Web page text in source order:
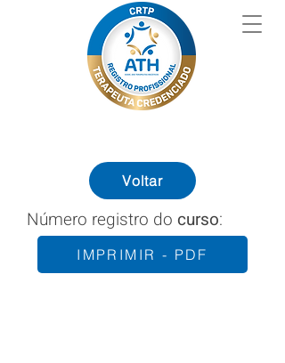
Voltar
Número registro do curso:
IMPRIMIR - PDF